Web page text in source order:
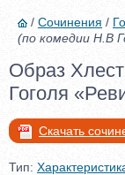
/ Сочинения /
(по комедии Н.В
Образ
Гоголя
Скачать
Тип: